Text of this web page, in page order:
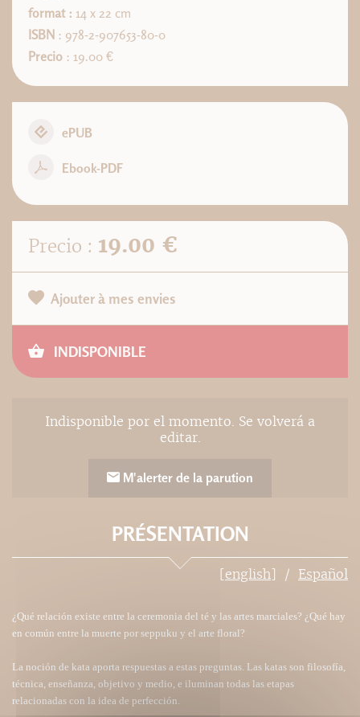
format : 14 x 22 cm
ISBN : 978-2-907653-80-0
Precio : 19.00 €
ePUB
Ebook-PDF
Precio : 19.00 €
Ajouter à mes envies
INDISPONIBLE
Indisponible por el momento. Se volverá a
editar.
M'alerter de la parution
PRÉSENTATION
[english] Español
¿Qué relación existe entre la ceremonia del té y las artes marciales? ¿Qué hay
en común entre la muerte por seppuku y el arte floral?
La noción de kata aporta respuestas a estas preguntas. Las katas son filosofía,
técnica, enseñanza, objetivo y medio, e iluminan todas las etapas
relacionadas con la idea de perfección.